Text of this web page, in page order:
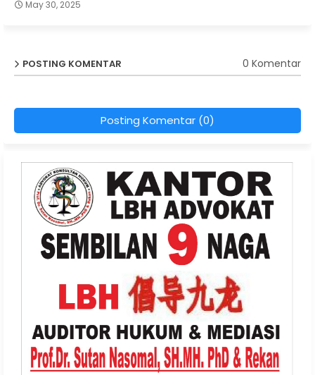
May 30, 2025
POSTING KOMENTAR 0 Komentar
Posting Komentar (0)